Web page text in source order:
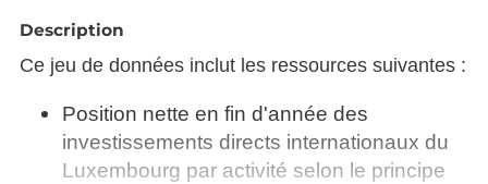
Description
Ce jeu de données inclut les ressources suivantes :
Position nette en fin d'année des
investissements directs internationaux du
Luxembourg par activité selon le principe